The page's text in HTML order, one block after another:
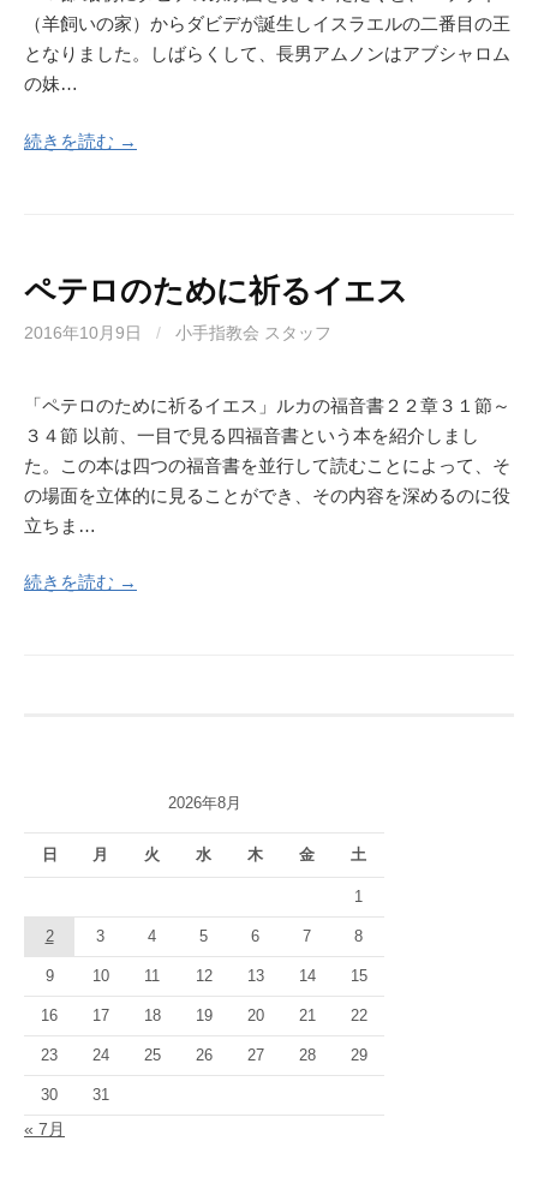
（羊飼いの家）からダビデが誕生しイスラエルの二番目の王
となりました。しばらくして、長男アムノンはアブシャロム
の妹…
続きを読む →
ペテロのために祈るイエス
2016年10月9日 / 小手指教会 スタッフ
「ペテロのために祈るイエス」ルカの福音書２２章３１節～
３４節 以前、一目で見る四福音書という本を紹介しまし
た。この本は四つの福音書を並行して読むことによって、そ
の場面を立体的に見ることができ、その内容を深めるのに役
立ちま…
続きを読む →
2026年8月
日 月 火 水 木 金 土
1
2 3 4 5 6 7 8
9 10 11 12 13 14 15
16 17 18 19 20 21 22
23 24 25 26 27 28 29
30 31
« 7月